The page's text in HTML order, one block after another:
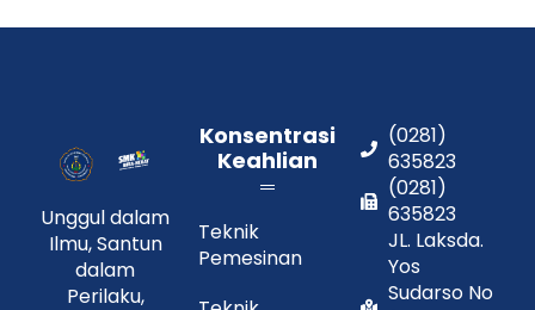
Unggul dalam
Ilmu, Santun
dalam
Perilaku,
Konsentrasi
Keahlian
Teknik
Pemesinan
(0281)
635823
(0281)
635823
JL. Laksda.
Yos
Sudarso No